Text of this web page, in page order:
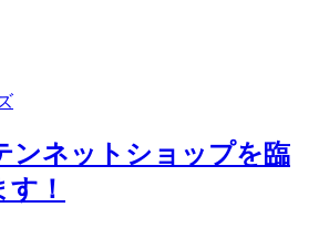
ンネットショップを臨
！